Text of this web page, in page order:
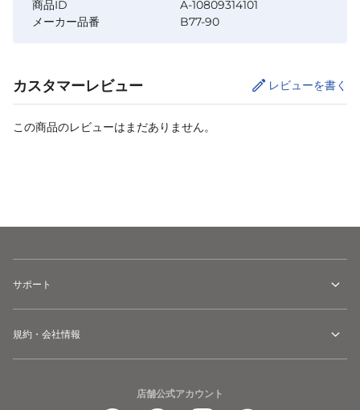
商品ID
A-10809314101
メーカー品番
B77-90
カスタマーレビュー レビューを書く
この商品のレビューはまだありません。
サポート
規約・会社情報
店舗公式アカウント